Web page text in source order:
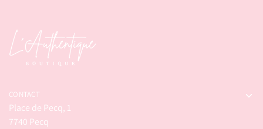
CONTACT
Place de Pecq, 1
7740 Pecq